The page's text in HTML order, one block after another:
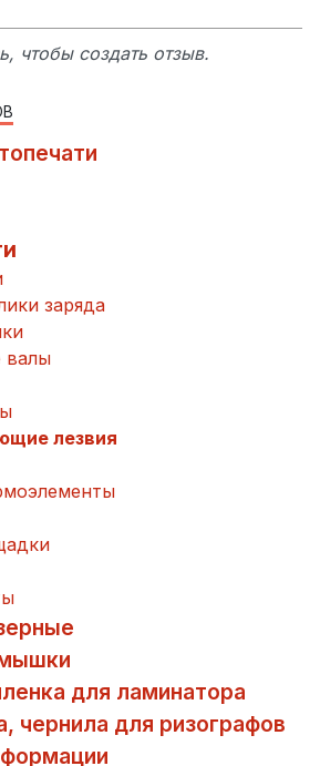
чтобы создать отзыв.
заряда
валы
лезвия
для ламинатора
чернила для ризографов